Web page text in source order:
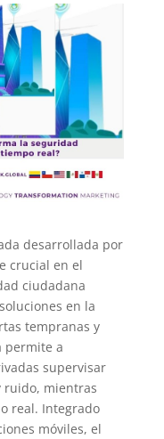
desarrollada por
crucial en el
ciudadana
en la
tempranas y
permite a
supervisar
ruido, mientras
real. Integrado
móviles, el